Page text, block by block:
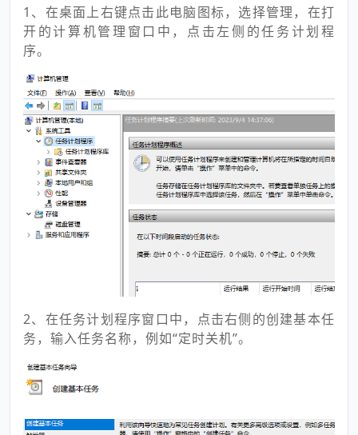
1、在桌面上右键点击此电脑图标，选择管理，在打
开的计算机管理窗口中，点击左侧的任务计划程
序。
2、在任务计划程序窗口中，点击右侧的创建基本任
务，输入任务名称，例如“定时关机”。